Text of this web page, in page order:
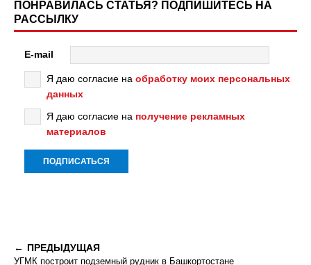
ПОНРАВИЛАСЬ СТАТЬЯ? ПОДПИШИТЕСЬ НА
РАССЫЛКУ
E-mail
Я даю согласие на обработку моих персональных
данных
Я даю согласие на получение рекламных
материалов
ПРЕДЫДУЩАЯ
УГМК построит подземный рудник в Башкортостане